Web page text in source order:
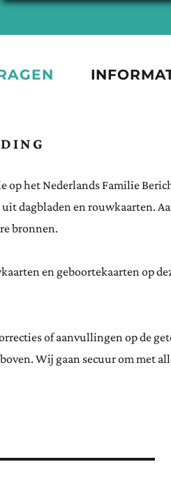
op het Nederlands Familie
dagbladen en rouwkaarten.
bronnen.
en geboortekaarten op
of aanvullingen op de
Wij gaan secuur om met